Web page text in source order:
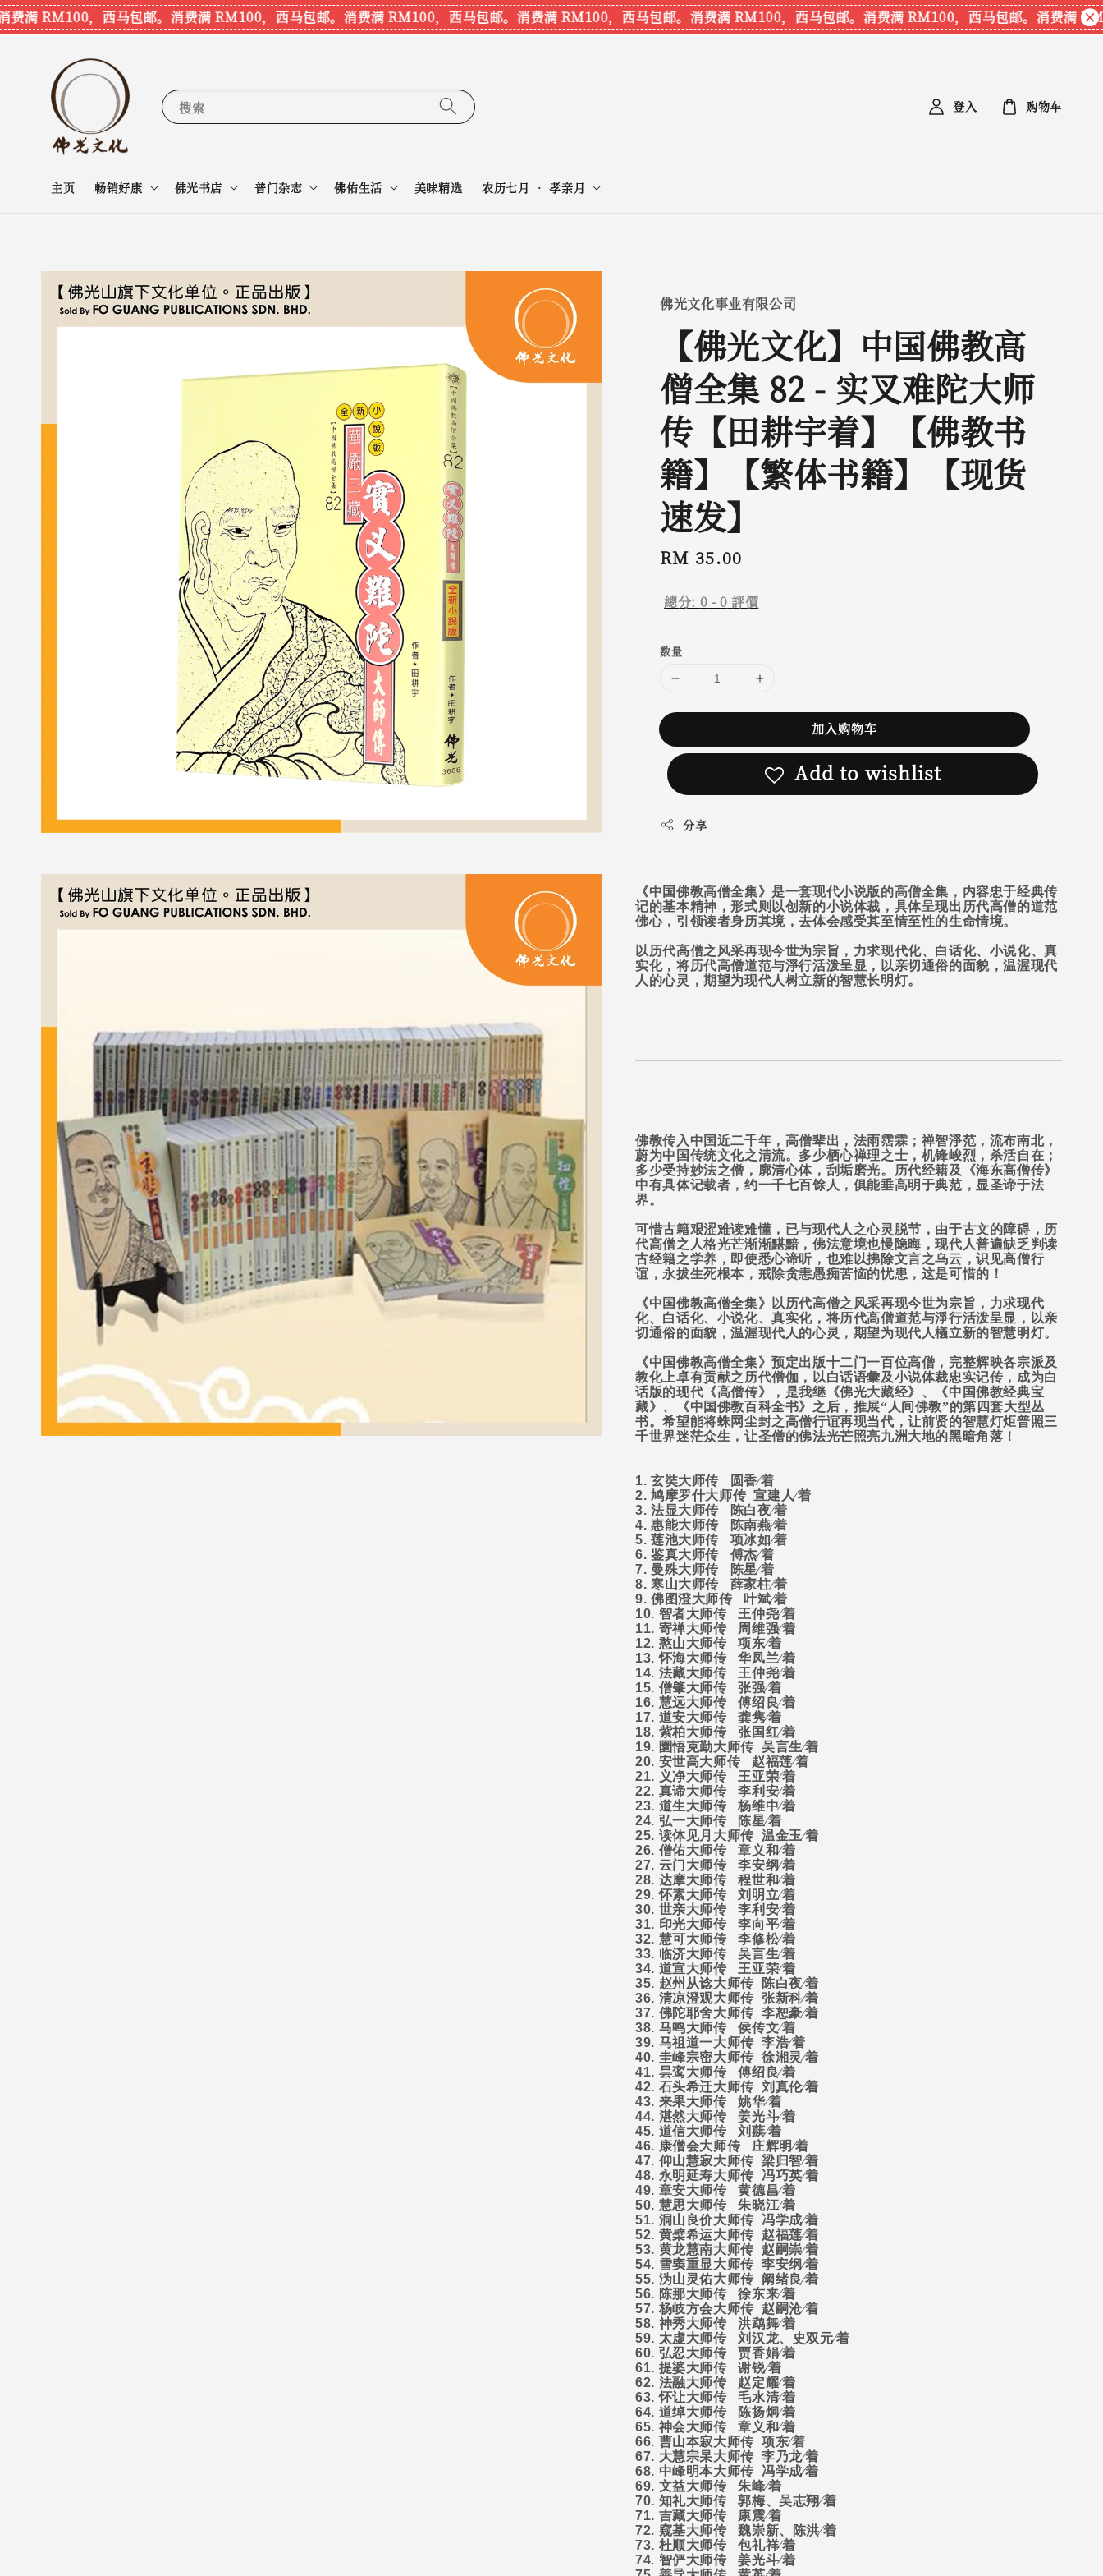
RM100，西马包邮。消费满 RM100，西马包邮。消费满 RM100，西马包邮。消费满 RM100，西马包邮。消费满 RM100，西马包邮。消费满 RM100，西马包邮。消费满
搜索
主页 畅销好康 佛光书店 普门杂志 佛佑生活 美味精选 农历七月 • 孝亲月
登入 购物车
佛光文化事业有限公司
【佛光文化】中国佛教高
僧全集 82 - 实叉难陀大师
传【田耕宇着】【佛教书
籍】【繁体书籍】【现货
速发】
Regular
RM 35.00
總分: 0 -0 評價
数量
加入购物车
Add to wishlist
分享
《中国佛教高僧全集》是一套现代小说版的高僧全集，内容忠于经典传
记的基本精神，形式则以创新的小说体裁，具体呈现出历代高僧的道范
佛心，引领读者身历其境，去体会感受其至情至性的生命情境。
以历代高僧之风采再现今世为宗旨，力求现代化、白话化、小说化、真
实化，将历代高僧道范与淨行活泼呈显，以亲切通俗的面貌，温渥现代
人的心灵，期望为现代人树立新的智慧长明灯。
佛教传入中国近二千年，高僧辈出，法雨霑霖；禅智淨范，流布南北，
蔚为中国传统文化之清流。多少栖心禅理之士，机锋峻烈，杀活自在；
多少受持妙法之僧，廓清心体，刮垢磨光。历代经籍及《海东高僧传》
中有具体记载者，约一千七百馀人，俱能垂高明于典范，显圣谛于法
界。
可惜古籍艰涩难读难懂，已与现代人之心灵脱节，由于古文的障碍，历
代高僧之人格光芒渐渐黮黯，佛法意境也慢隐晦，现代人普遍缺乏判读
古经籍之学养，即使悉心谛听，也难以拂除文言之乌云，识见高僧行
谊，永拔生死根本，戒除贪恚愚痴苦恼的忧患，这是可惜的！
《中国佛教高僧全集》以历代高僧之风采再现今世为宗旨，力求现代
化、白话化、小说化、真实化，将历代高僧道范与淨行活泼呈显，以亲
切通俗的面貌，温渥现代人的心灵，期望为现代人檥立新的智慧明灯。
《中国佛教高僧全集》预定出版十二门一百位高僧，完整辉映各宗派及
教化上卓有贡献之历代僧伽，以白话语彙及小说体裁忠实记传，成为白
话版的现代《高僧传》，是我继《佛光大藏经》、《中国佛教经典宝
藏》、《中国佛教百科全书》之后，推展“人间佛教”的第四套大型丛
书。希望能将蛛网尘封之高僧行谊再现当代，让前贤的智慧灯炬普照三
千世界迷茫众生，让圣僧的佛法光芒照亮九洲大地的黑暗角落！
1. 玄奘大师传
圆香∕着
2. 鸠摩罗什大师传 宣建人∕着
3. 法显大师传
陈白夜∕着
4. 惠能大师传
陈南燕∕着
5. 莲池大师传
项冰如∕着
6. 鉴真大师传
傅杰∕着
7. 曼殊大师传
陈星∕着
8. 寒山大师传
薛家柱∕着
9. 佛图澄大师传
叶斌∕着
10. 智者大师传
王仲尧∕着
11. 寄禅大师传
周维强∕着
12. 憨山大师传
项东∕着
13.怀海大师传
华凤兰∕着
14. 法藏大师传
王仲尧∕着
15. 僧肇大师传
张强∕着
16. 慧远大师传
傅绍良∕着
17. 道安大师传
龚隽∕着
18. 紫柏大师传
张国红∕着
19. 圜悟克勤大师传 吴言生∕着
20. 安世高大师传
赵福莲∕着
21. 义净大师传
王亚荣∕着
22. 真谛大师传
李利安∕着
23. 道生大师传
杨维中∕着
24. 弘一大师传
陈星∕着
25. 读体见月大师传 温金玉∕着
26. 僧佑大师传
章义和∕着
27. 云门大师传
李安纲∕着
28. 达摩大师传
程世和∕着
29.怀素大师传
刘明立∕着
30. 世亲大师传
李利安∕着
31. 印光大师传
李向平∕着
32. 慧可大师传
李修松∕着
33. 临济大师传
吴言生∕着
34. 道宣大师传
王亚荣∕着
35. 赵州从谂大师传
陈白夜∕着
36. 清凉澄观大师传 张新科∕着
37. 佛陀耶舍大师传 李恕豪∕着
38. 马鸣大师传
侯传文∕着
39. 马祖道一大师传 李浩∕着
40. 圭峰宗密大师传 徐湘灵∕着
41. 昙鸾大师传
傅绍良∕着
42. 石头希迁大师传 刘真伦∕着
43. 来果大师传
姚华∕着
44. 湛然大师传
姜光斗∕着
45. 道信大师传
刘蕻∕着
46. 康僧会大师传
庄辉明∕着
47. 仰山慧寂大师传 梁归智∕着
48. 永明延寿大师传
冯巧英∕着
49. 章安大师传
黄德昌∕着
50. 慧思大师传
朱晓江∕着
51. 洞山良价大师传
冯学成∕着
52. 黄檗希运大师传
赵福莲∕着
53. 黄龙慧南大师传
赵嗣崇∕着
54. 雪窦重显大师传 李安纲∕着
55. 沩山灵佑大师传
阚绪良∕着
56. 陈那大师传
徐东来∕着
57. 杨岐方会大师传
赵嗣沧∕着
58. 神秀大师传
洪鹉舞∕着
59. 太虚大师传
刘汉龙、史双元∕着
60. 弘忍大师传
贾香娟∕着
61. 提婆大师传
谢锐∕着
62. 法融大师传
赵定耀∕着
63.怀让大师传
毛水清∕着
64. 道绰大师传
陈扬炯∕着
65. 神会大师传
章义和∕着
66. 曹山本寂大师传 项东∕着
67. 大慧宗杲大师传 李乃龙∕着
68. 中峰明本大师传
冯学成∕着
69. 文益大师传
朱峰∕着
70. 知礼大师传
郭梅、吴志翔∕着
71. 吉藏大师传
康震∕着
72. 窥基大师传
魏崇新、陈洪∕着
73. 杜顺大师传
包礼祥∕着
74. 智俨大师传
姜光斗∕着